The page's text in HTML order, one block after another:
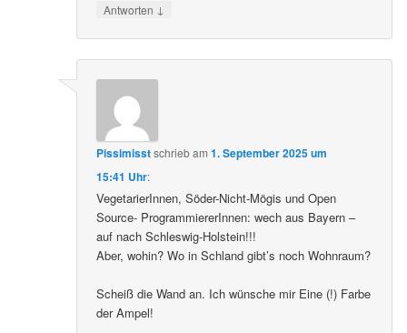
Antworten ↓
Pissimisstschriebam1. September 2025 um
15:41 Uhr:
VegetarierInnen, Söder-Nicht-Mögis und Open
Source- ProgrammiererInnen: wech aus Bayern –
auf nach Schleswig-Holstein!!!
Aber, wohin? Wo in Schland gibt’s noch Wohnraum?
Scheiß die Wand an. Ich wünsche mir Eine (!) Farbe
der Ampel!